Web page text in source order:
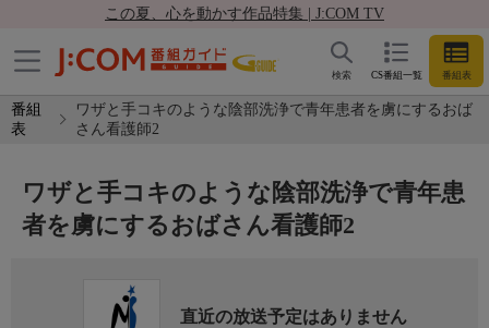
この夏、心を動かす作品特集 | J:COM TV
CS番組一覧 番組表
検索
番組
表
ワザと手コキのような陰部洗浄で青年患者を虜にするおば
さん看護師2
ワザと手コキのような陰部洗浄で青年患
者を虜にするおばさん看護師2
直近の放送予定はありません